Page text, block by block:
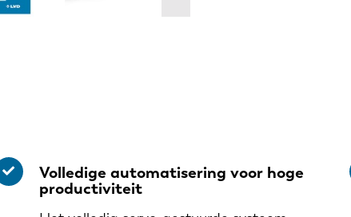
Volledige automatisering voor hoge
productiviteit